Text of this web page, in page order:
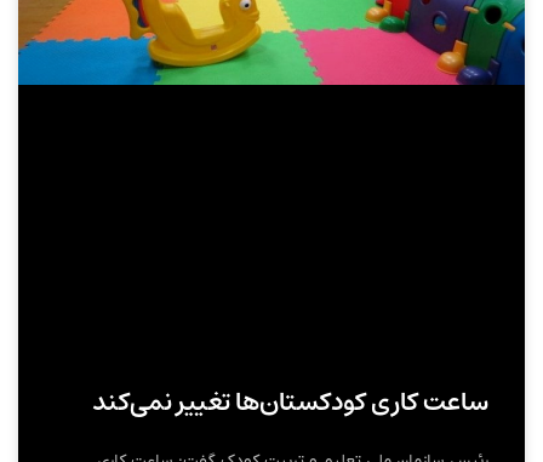
ساعت کاری کودکستان‌ها تغییر نمی‌کند